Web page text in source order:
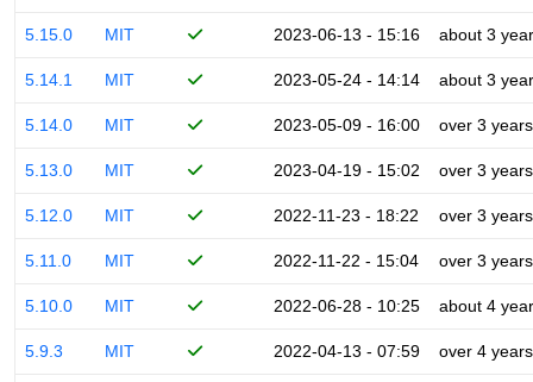
5.15.0 MIT 2023-06-13 - 15:16 about 3
5.14.1 MIT 2023-05-24 - 14:14 about 3
5.14.0 MIT 2023-05-09 - 16:00 over 3 years
5.13.0 MIT 2023-04-19 - 15:02 over 3 years
5.12.0 MIT 2022-11-23 - 18:22 over 3 years
5.11.0 MIT 2022-11-22 - 15:04 over 3 years
5.10.0 MIT 2022-06-28 - 10:25 about 4
5.9.3 MIT 2022-04-13 - 07:59 over 4 years